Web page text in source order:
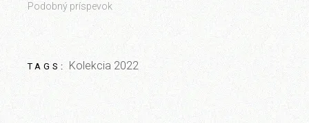
Podobný príspevok
TAGS: Kolekcia 2022